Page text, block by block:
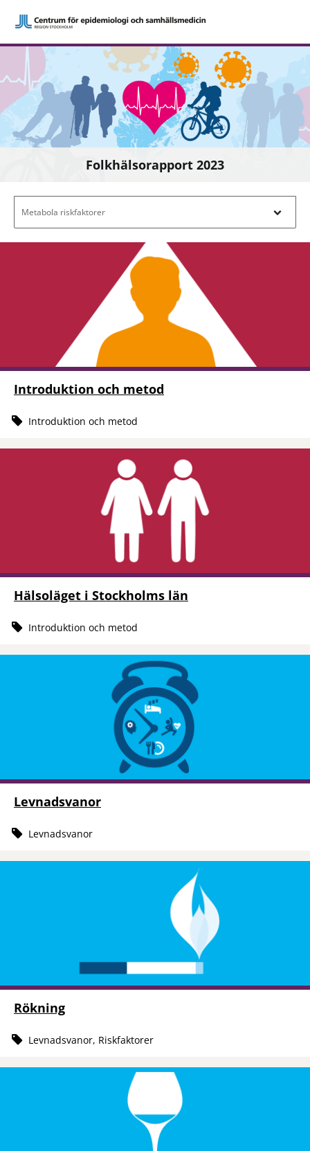
Folkhälsorapport 2023
Metabola riskfaktorer
Introduktion och metod
Introduktion och metod
Hälsoläget i Stockholms län
Introduktion och metod
Levnadsvanor
Levnadsvanor
Rökning
Levnadsvanor, Riskfaktorer